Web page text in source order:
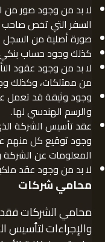
لا بد من وجود صور من
السفر التي تخص
صورة أصلية من السجل
كذلك وجود حساب
لا بد من وجود عقود
من ممتلكات، وكذلك
وجود وثيقة قد تعمل
والرسم الهندسي لها.
عقد تأسيس الشركة
وجود توقيع كل منهم
المعلومات عن
لا بد من وجود عقد
محامي شركات
محامي الشركات فقد
والإجراءات لتأسيس